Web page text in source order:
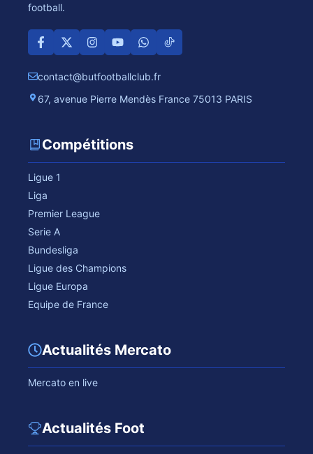
football.
contact@butfootballclub.fr
67, avenue Pierre Mendès France 75013 PARIS
Compétitions
Ligue 1
Liga
Premier League
Serie A
Bundesliga
Ligue des Champions
Ligue Europa
Equipe de France
Actualités Mercato
Mercato en live
Actualités Foot